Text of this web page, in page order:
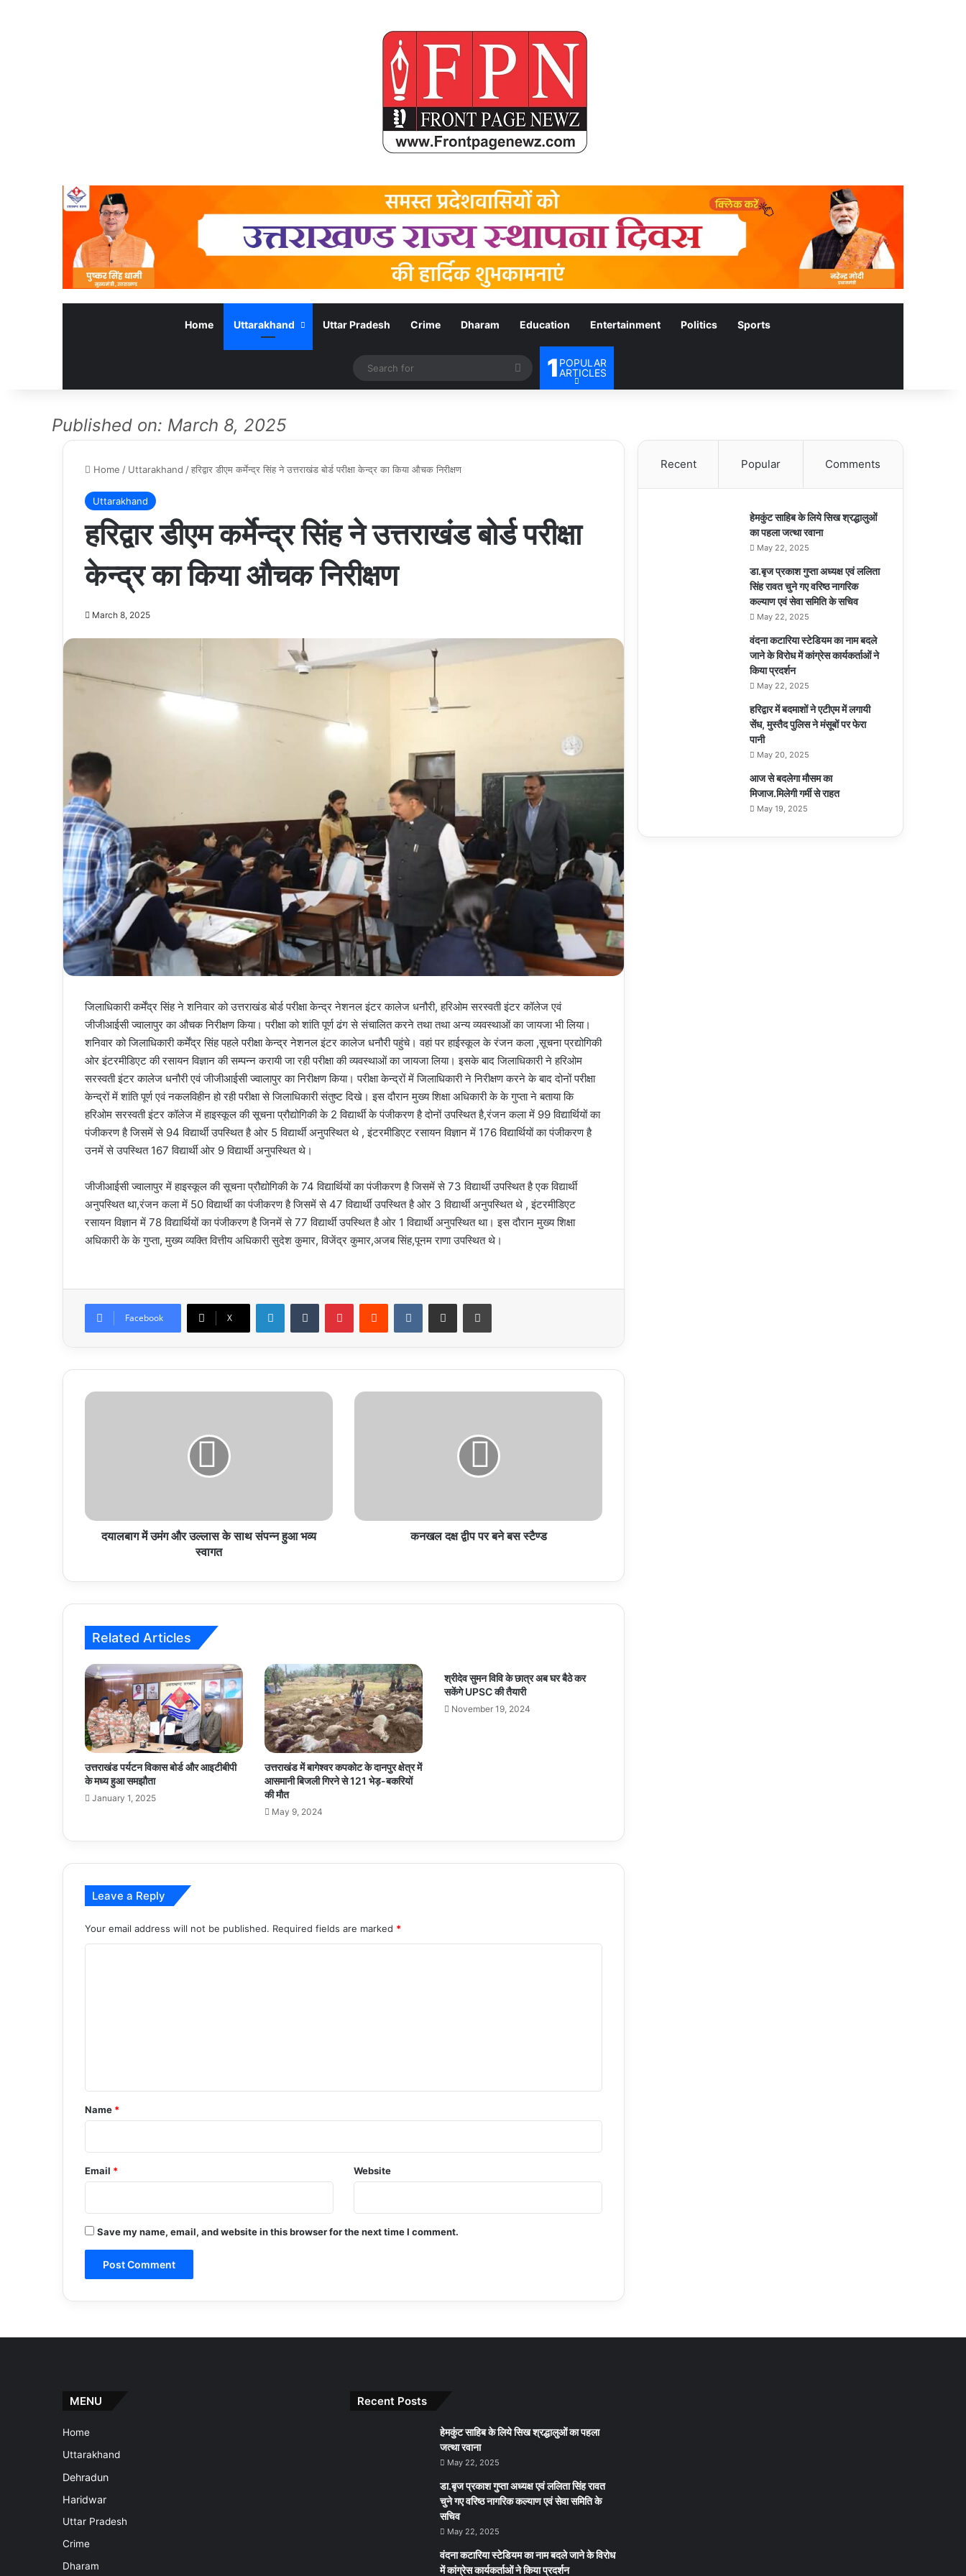
Home Uttarakhand Uttar Pradesh Crime Dharam Education Entertainment Politics Sports
Search
for
1 POPULAR
ARTICLES
Published on: March 8, 2025
Home / Uttarakhand /हरिद्वार डीएम कर्मेन्द्र सिंह ने उत्तराखंड बोर्ड परीक्षा केन्द्र का किया औचक निरीक्षण
Uttarakhand
हरिद्वार डीएम कर्मेन्द्र सिंह ने उत्तराखंड बोर्ड परीक्षा
केन्द्र का किया औचक निरीक्षण
March 8, 2025
जिलाधिकारी कर्मेंद्र सिंह ने शनिवार को उत्तराखंड बोर्ड परीक्षा केन्द्र नेशनल इंटर कालेज धनौरी, हरिओम सरस्वती इंटर कॉलेज एवं
जीजीआईसी ज्वालापुर का औचक निरीक्षण किया। परीक्षा को शांति पूर्ण ढंग से संचालित करने तथा तथा अन्य व्यवस्थाओं का जायजा भी लिया।
शनिवार को जिलाधिकारी कर्मेंद्र सिंह पहले परीक्षा केन्द्र नेशनल इंटर कालेज धनौरी पहुंचे। वहां पर हाईस्कूल के रंजन कला ,सूचना प्रद्योगिकी
ओर इंटरमीडिएट की रसायन विज्ञान की सम्पन्न करायी जा रही परीक्षा की व्यवस्थाओं का जायजा लिया। इसके बाद जिलाधिकारी ने हरिओम
सरस्वती इंटर कालेज धनौरी एवं जीजीआईसी ज्वालापुर का निरीक्षण किया। परीक्षा केन्द्रों में जिलाधिकारी ने निरीक्षण करने के बाद दोनों परीक्षा
केन्द्रों में शांति पूर्ण एवं नकलविहीन हो रही परीक्षा से जिलाधिकारी संतुष्ट दिखे। इस दौरान मुख्य शिक्षा अधिकारी के के गुप्ता ने बताया कि
हरिओम सरस्वती इंटर कॉलेज में हाइस्कूल की सूचना प्रौद्योगिकी के 2 विद्यार्थी के पंजीकरण है दोनों उपस्थित है,रंजन कला में 99 विद्यार्थियों का
पंजीकरण है जिसमें से 94 विद्यार्थी उपस्थित है ओर 5 विद्यार्थी अनुपस्थित थे , इंटरमीडिएट रसायन विज्ञान में 176 विद्यार्थियों का पंजीकरण है
उनमें से उपस्थित 167 विद्यार्थी ओर 9 विद्यार्थी अनुपस्थित थे।
जीजीआईसी ज्वालापुर में हाइस्कूल की सूचना प्रौद्योगिकी के 74 विद्यार्थियों का पंजीकरण है जिसमें से 73 विद्यार्थी उपस्थित है एक विद्यार्थी
अनुपस्थित था,रंजन कला में 50 विद्यार्थी का पंजीकरण है जिसमें से 47 विद्यार्थी उपस्थित है ओर 3 विद्यार्थी अनुपस्थित थे , इंटरमीडिएट
रसायन विज्ञान में 78 विद्यार्थियों का पंजीकरण है जिनमें से 77 विद्यार्थी उपस्थित है ओर 1 विद्यार्थी अनुपस्थित था। इस दौरान मुख्य शिक्षा
अधिकारी के के गुप्ता, मुख्य व्यक्ति वित्तीय अधिकारी सुदेश कुमार, विजेंद्र कुमार,अजब सिंह,पूनम राणा उपस्थित थे।
Facebook X
LinkedInTumblr PinterestReddit VKontakteShare via Email Print
दयालबाग
हुआ
दयालबाग में उमंग और उल्लास के साथ संपन्न हुआ भव्य
स्वागत
कनखल
कनखल दक्ष द्वीप पर बने बस स्टैण्ड
Related Articles
उत्तराखंड पर्यटन विकास बोर्ड और आइटीबीपी
के मध्य हुआ समझौता
January 1, 2025
उत्तराखंड में बागेश्वर कपकोट के दानपुर क्षेत्र में
आसमानी बिजली गिरने से 121 भेड़-बकरियों
की मौत
May 9, 2024
श्रीदेव सुमन विवि के छात्र अब घर बैठे कर
सकेंगे UPSC की तैयारी
November 19, 2024
Leave a Reply
Your email address will not be published. Required fields are marked *
*
Name *
Email * Website
Save my name, email, and website in this browser for the next time I comment.
Recent Popular Comments
हेमकुंट साहिब के लिये सिख श्रद्धालुओं
का पहला जत्था रवाना
May 22, 2025
डा.बृज प्रकाश गुप्ता अध्यक्ष एवं ललिता
सिंह रावत चुने गए वरिष्ठ नागरिक
कल्याण एवं सेवा समिति के सचिव
May 22, 2025
वंदना कटारिया स्टेडियम का नाम बदले
जाने के विरोध में कांग्रेस कार्यकर्ताओं ने
किया प्रदर्शन
May 22, 2025
हरिद्वार में बदमाशों ने एटीएम में लगायी
सेंध, मुस्तैद पुलिस ने मंसूबों पर फेरा
पानी
May 20, 2025
आज से बदलेगा मौसम का
मिजाज.मिलेगी गर्मी से राहत
May 19, 2025
MENU
Home
Uttarakhand
Dehradun
Haridwar
Uttar Pradesh
Crime
Dharam
Recent Posts
हेमकुंट साहिब के लिये सिख श्रद्धालुओं का पहला
जत्था रवाना
May 22, 2025
डा.बृज प्रकाश गुप्ता अध्यक्ष एवं ललिता सिंह रावत
चुने गए वरिष्ठ नागरिक कल्याण एवं सेवा समिति के
सचिव
May 22, 2025
वंदना कटारिया स्टेडियम का नाम बदले जाने के विरोध
में कांग्रेस कार्यकर्ताओं ने किया प्रदर्शन